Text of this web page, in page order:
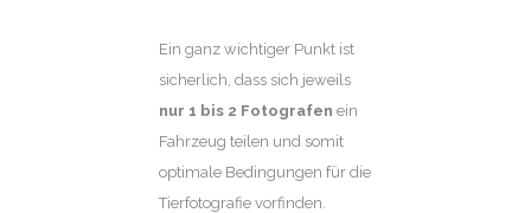
Ein ganz wichtiger Punkt ist
sicherlich, dass sich jeweils
nur 1 bis 2 Fotografen ein
Fahrzeug teilen und somit
optimale Bedingungen für die
Tierfotografie vorfinden.